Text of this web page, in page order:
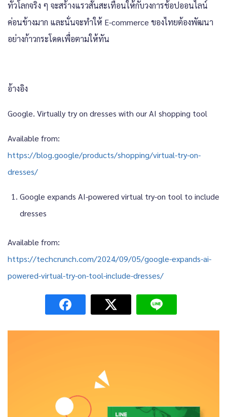
ทั่วโลกจริง ๆ จะสร้างแรวสั่นสะเทือนให้กับวงการช้อปออนไลน์
ค่อนข้างมาก และนั่นจะทำให้ E-commerce ของไทยต้องพัฒนา
อย่างก้าวกระโดดเพื่อตามให้ทัน
อ้างอิง
Google. Virtually try on dresses with our AI shopping tool
Available from:
https://blog.google/products/shopping/virtual-try-on-
dresses/
Google expands AI-powered virtual try-on tool to include
dresses
Available from:
https://techcrunch.com/2024/09/05/google-expands-ai-
powered-virtual-try-on-tool-include-dresses/